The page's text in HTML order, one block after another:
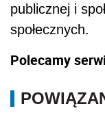
publicznej i
społecznych.
Polecamy